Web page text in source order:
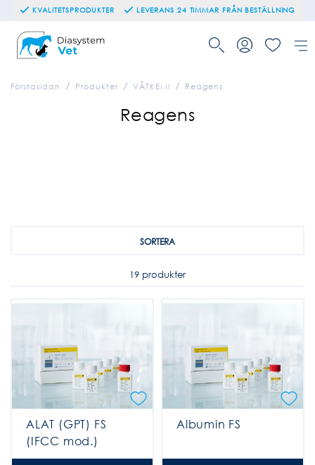
KVALITETSPRODUKTER LEVERANS 24 TIMMAR FRÅN BESTÄLLNING
Förstasidan Produkter VÅTKEMI Reagens
Reagens
SORTERA
19 produkter
ALAT (GPT) FS
(IFCC mod.)
Albumin FS